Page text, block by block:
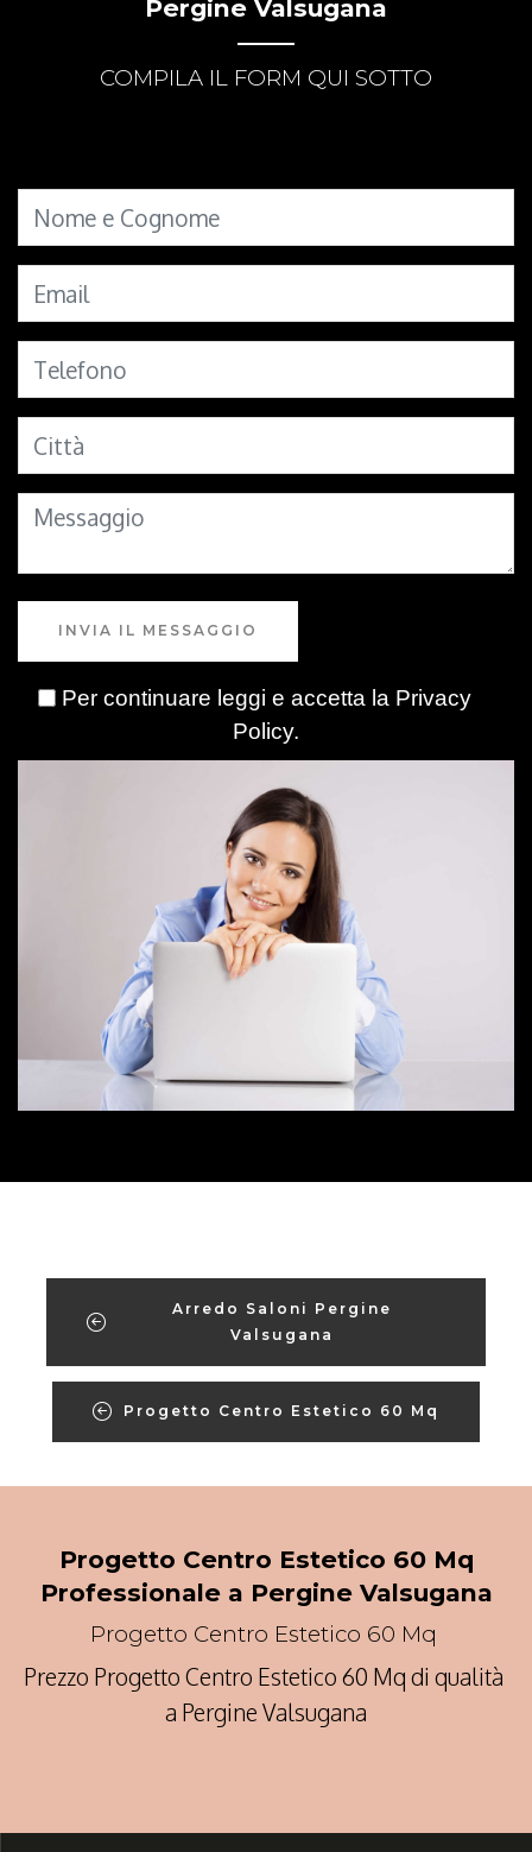
Pergine Valsugana
COMPILA IL FORM QUI SOTTO
INVIA IL MESSAGGIO
Per continuare leggi e accetta la Privacy
Policy.
Arredo Saloni Pergine
Valsugana
Progetto Centro Estetico 60 Mq
Progetto Centro Estetico 60 Mq
Professionale a Pergine Valsugana
Progetto Centro Estetico 60 Mq
Prezzo Progetto Centro Estetico 60 Mq di qualità
a Pergine Valsugana